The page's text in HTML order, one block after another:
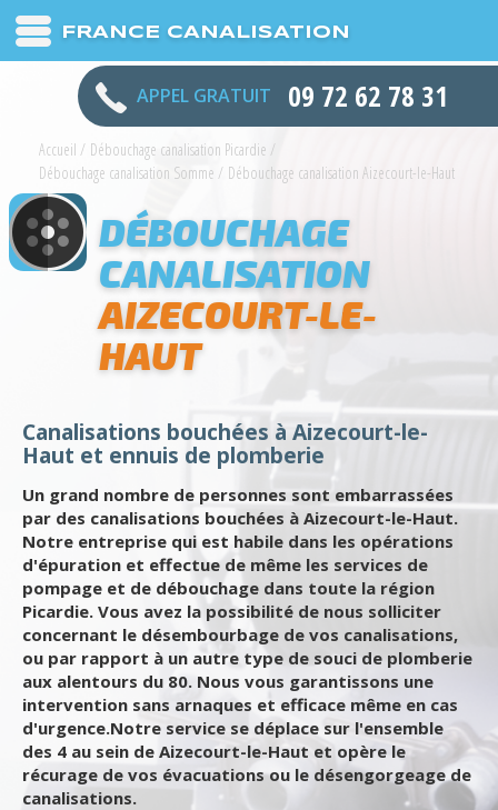
FRANCE CANALISATION
APPEL GRATUIT 09 72 62 78 31
Accueil / Débouchage canalisation Picardie /
Débouchage canalisation Somme / Débouchage canalisation Aizecourt-le-Haut
DÉBOUCHAGE
CANALISATION
AIZECOURT-LE-
HAUT
Canalisations bouchées à Aizecourt-le-
Haut et ennuis de plomberie
Un grand nombre de personnes sont embarrassées
par des canalisations bouchées à Aizecourt-le-Haut.
Notre entreprise qui est habile dans les opérations
d'épuration et effectue de même les services de
pompage et de débouchage dans toute la région
Picardie. Vous avez la possibilité de nous solliciter
concernant le désembourbage de vos canalisations,
ou par rapport à un autre type de souci de plomberie
aux alentours du 80. Nous vous garantissons une
intervention sans arnaques et efficace même en cas
d'urgence.Notre service se déplace sur l'ensemble
des 4 au sein de Aizecourt-le-Haut et opère le
récurage de vos évacuations ou le désengorgeage de
canalisations.